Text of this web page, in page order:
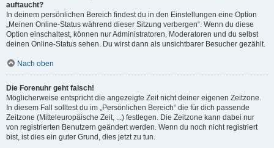
auftaucht?
In deinem persönlichen Bereich findest du in den Einstellungen eine Option
„Meinen Online-Status während dieser Sitzung verbergen“. Wenn du diese
Option einschaltest, können nur Administratoren, Moderatoren und du selbst
deinen Online-Status sehen. Du wirst dann als unsichtbarer Besucher gezählt.
Nach oben
Die Forenuhr geht falsch!
Möglicherweise entspricht die angezeigte Zeit nicht deiner eigenen Zeitzone.
In diesem Fall solltest du im „Persönlichen Bereich“ die für dich passende
Zeitzone (Mitteleuropäische Zeit, ...) festlegen. Die Zeitzone kann dabei nur
von registrierten Benutzern geändert werden. Wenn du noch nicht registriert
bist, ist dies ein guter Grund, dies jetzt zu tun.